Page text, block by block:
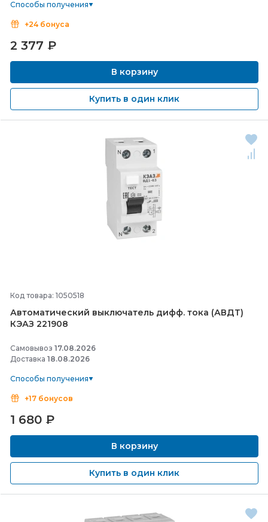
Способы получения
+24 бонуса
2 377 ₽
В корзину
Купить в один клик
Код товара: 1050518
Автоматический выключатель дифф. тока (АВДТ)
КЭАЗ 221908
Самовывоз 17.08.2026
Доставка 18.08.2026
Способы получения
+17 бонусов
1 680 ₽
В корзину
Купить в один клик